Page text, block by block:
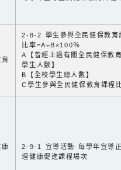
2-8-2 學生參與全民健保教育
比率=A÷B×100％
A【曾經上過有關全民健保教
學生人數】
B【全校學生總人數】
C學生參與全民健保教育課程
2-9-1 宣導活動 每學年宣導
理健康促進課程場次